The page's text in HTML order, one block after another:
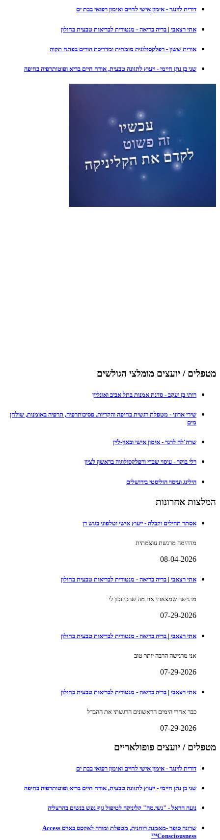
דורית לוינגר - אימון אישי לחיים ואימון רפואי בבת ים
אתי רצאבי | בריה בריאה - מנטורית לבריאות טבעית בחולון
אורית ששון - רפלקסולוגית מומחית ומדריכת הורים בפתח תקוה
שני בן נתן חיימי - ייעוץ לתזונה טבעית, אורח חיים בריא ופוטותרפיה בחיפה
מטפלים / יועצים מומלצי הגולשים
רותי בן יעקב - סדנת אמנות בתל אביב ואונליין
שירי ארוני - מטפלת רגשית בחיפה והקריות. פסיכותרפיה, תרפיה באומנות, שולחן
מים
שרה'לה לרנר - אימון אישי ובאון-ליין
רלי בוקר - עיסוי שבדי ורפלקסולוגיה בראשון לציון
הילינג ועיסוי הוליסטי בירושלים
המלצות אחרונות
אסתר תהילים וקבלה - ייעוץ אישי וטלפוני בגוש דן
מדהימה מרגשת עוצמתית
08-04-2026
אתי רצאבי | בריה בריאה - מנטורית לבריאות טבעית בחולון
מרגישה שמצאתי את מה שהכי נכון לי
07-29-2026
אתי רצאבי | בריה בריאה - מנטורית לבריאות טבעית בחולון
אני מרגישה הרבה יותר טוב
07-29-2026
אתי רצאבי | בריה בריאה - מנטורית לבריאות טבעית בחולון
כבר אחרי הימים הראשונים הרגשתי את ההבדל
07-29-2026
מטפלים / יועצים פופולאריים
דורית לוינגר - אימון אישי לחיים ואימון רפואי בבת ים
שני בן נתן חיימי - ייעוץ לתזונה טבעית, אורח חיים בריא ופוטותרפיה בחיפה
נועה הראל - "נשי.מה" קליניקה לטיפול גוף נפש בנשים בהרצליה
שרונה סופר -מאמנת רוחנית, מטפלת ומורה לאקסס בארס Access
Consciousness™